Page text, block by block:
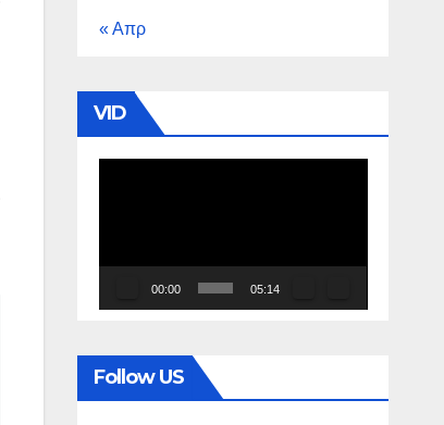
« Απρ
VID
00:00 05:14
Follow US